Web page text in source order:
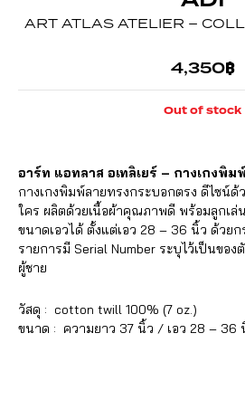
ART ATLAS ATELIER –
4,350฿
Out of stock
อาร์ท แอทลาส อเทลิเยร์ – กางเกงพิม
กางเกงพิมพ์ลายทรงกระบอกตรง ดีไซน์ด้
ใคร ผลิตด้วยเนื้อผ้าคุณภาพดี พร้อมลูกเล่
ขนาดเอวได้ ตั้งแต่เอว 28 – 36 นิ้ว ด้วย
รายการมี Serial Number ระบุไว้เป็นขอ
ผู้ชาย
วัสดุ : cotton twill 100% (7 oz.)
ขนาด : ความยาว 37 นิ้ว / เอว 28 – 36